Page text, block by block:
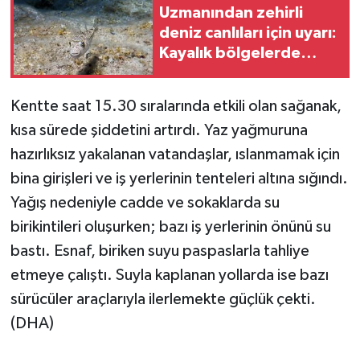
Uzmanından zehirli
deniz canlıları için uyarı:
Kayalık bölgelerde
Kentte saat 15.30 sıralarında etkili olan sağanak,
kısa sürede şiddetini artırdı. Yaz yağmuruna
hazırlıksız yakalanan vatandaşlar, ıslanmamak için
bina girişleri ve iş yerlerinin tenteleri altına sığındı.
Yağış nedeniyle cadde ve sokaklarda su
birikintileri oluşurken; bazı iş yerlerinin önünü su
bastı. Esnaf, biriken suyu paspaslarla tahliye
etmeye çalıştı. Suyla kaplanan yollarda ise bazı
sürücüler araçlarıyla ilerlemekte güçlük çekti.
(DHA)